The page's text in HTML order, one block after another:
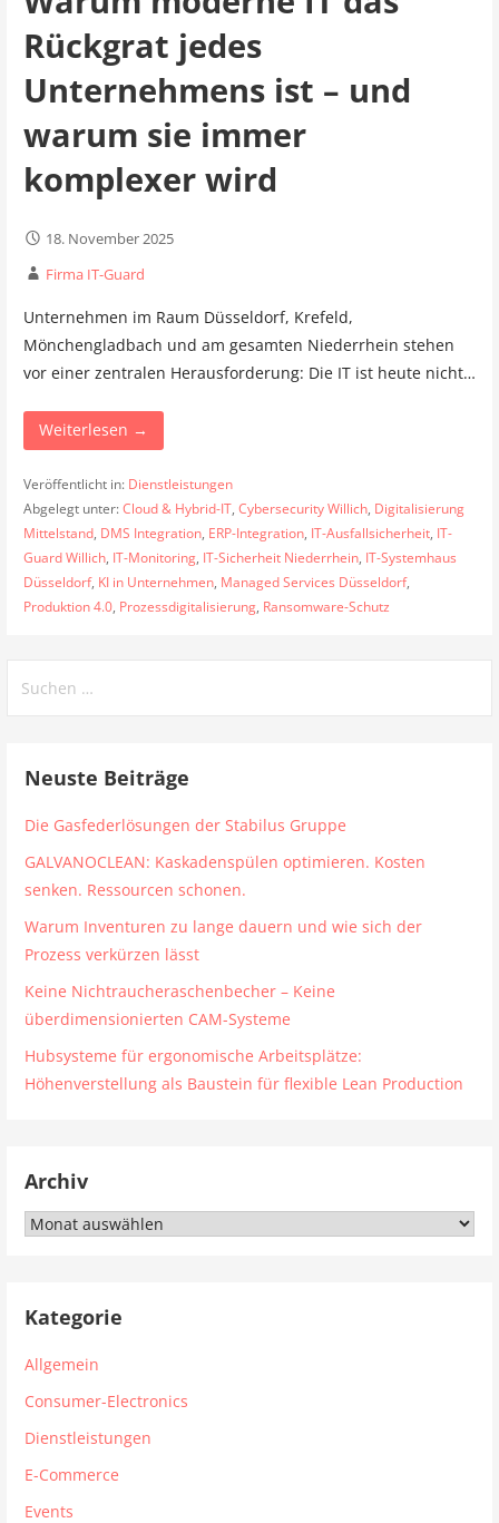
Rückgrat jedes
Unternehmens ist – und
warum sie immer
komplexer wird
18. November 2025
Firma IT-Guard
Unternehmen im Raum Düsseldorf, Krefeld,
Mönchengladbach und am gesamten Niederrhein stehen
vor einer zentralen Herausforderung: Die IT ist heute nicht…
Weiterlesen →
Veröffentlicht in: Dienstleistungen
Abgelegt unter:Cloud & Hybrid-IT, Cybersecurity Willich, Digitalisierung
Mittelstand, DMS Integration, ERP-Integration, IT-Ausfallsicherheit, IT-
Guard Willich, IT-Monitoring, IT-Sicherheit Niederrhein, IT-Systemhaus
Düsseldorf, KI in Unternehmen, Managed Services Düsseldorf,
Produktion 4.0, Prozessdigitalisierung, Ransomware-Schutz
nach:
Neuste Beiträge
Die Gasfederlösungen der Stabilus Gruppe
GALVANOCLEAN: Kaskadenspülen optimieren. Kosten
senken. Ressourcen schonen.
Warum Inventuren zu lange dauern und wie sich der
Prozess verkürzen lässt
Keine Nichtraucheraschenbecher – Keine
überdimensionierten CAM-Systeme
Hubsysteme für ergonomische Arbeitsplätze:
Höhenverstellung als Baustein für flexible Lean Production
Archiv
Archiv
Kategorie
Allgemein
Consumer-Electronics
Dienstleistungen
E-Commerce
Events